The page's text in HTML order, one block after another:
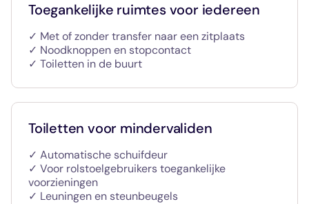
Toegankelijke ruimtes voor iedereen
✓ Met of zonder transfer naar een zitplaats
✓ Noodknoppen en stopcontact
✓ Toiletten in de buurt
Toiletten voor mindervaliden
✓ Automatische schuifdeur
✓ Voor rolstoelgebruikers toegankelijke
voorzieningen
✓ Leuningen en steunbeugels